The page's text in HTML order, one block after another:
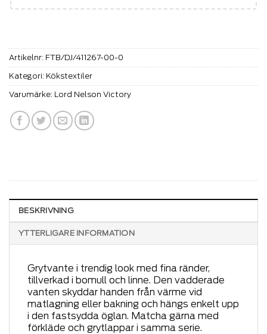
Artikelnr: FTB/DJ/411267-00-0
Kategori: Kökstextiler
Varumärke: Lord Nelson Victory
BESKRIVNING
YTTERLIGARE INFORMATION
Grytvante i trendig look med fina ränder,
tillverkad i bomull och linne. Den vadderade
vanten skyddar handen från värme vid
matlagning eller bakning och hängs enkelt upp
i den fastsydda öglan. Matcha gärna med
förkläde och grytlappar i samma serie.